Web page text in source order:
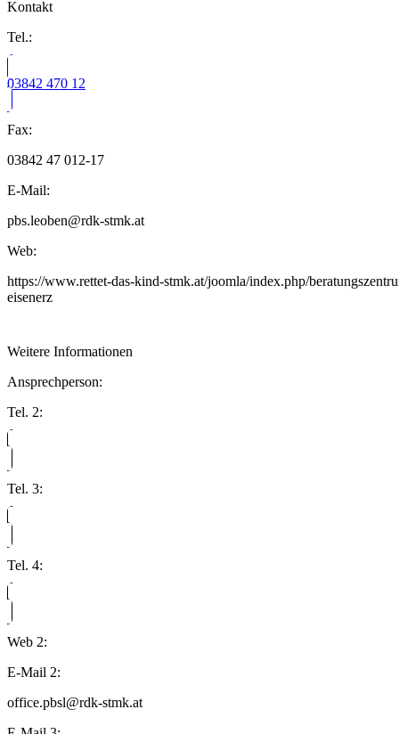
Kontakt
Tel.:
03842 470 12
Fax:
03842 47 012-17
E-Mail:
pbs.leoben@rdk-stmk.at
Web:
https://www.rettet-das-kind-stmk.at/joomla/index.php/
eisenerz
Weitere Informationen
Ansprechperson:
Tel. 2:
Tel. 3:
Tel. 4:
Web 2:
E-Mail 2:
office.pbsl@rdk-stmk.at